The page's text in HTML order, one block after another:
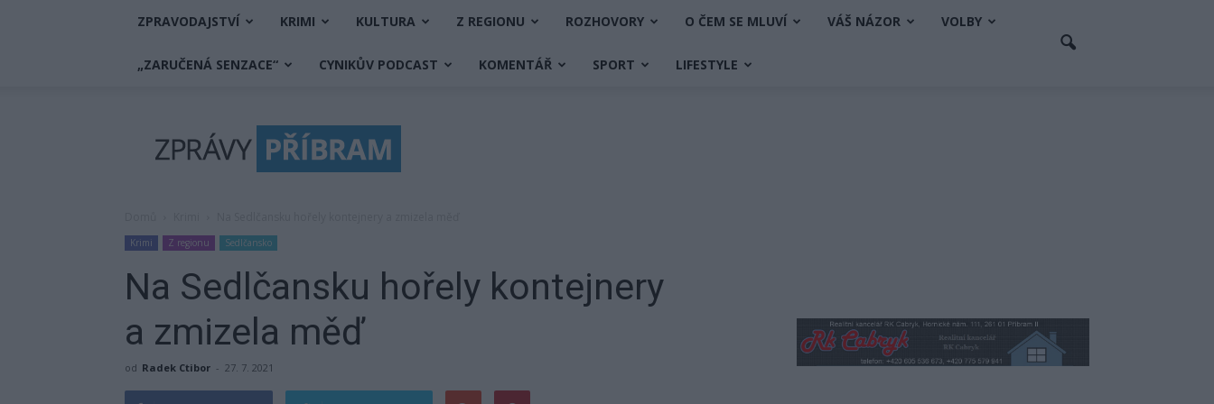
ZPRAVODAJSTVÍ KRIMI KULTURA Z REGIONU ROZHOVORY O ČEM SE MLUVÍ VÁŠ NÁZOR VOLBY
„ZARUČENÁ SENZACE“ CYNIKŮV PODCAST KOMENTÁŘ SPORT LIFESTYLE
Příbram
Krimi Z regionu Sedlčansko
Na Sedlčansku hořely kontejnery
a zmizela měď
od Radek Ctibor - 27. 7. 2021